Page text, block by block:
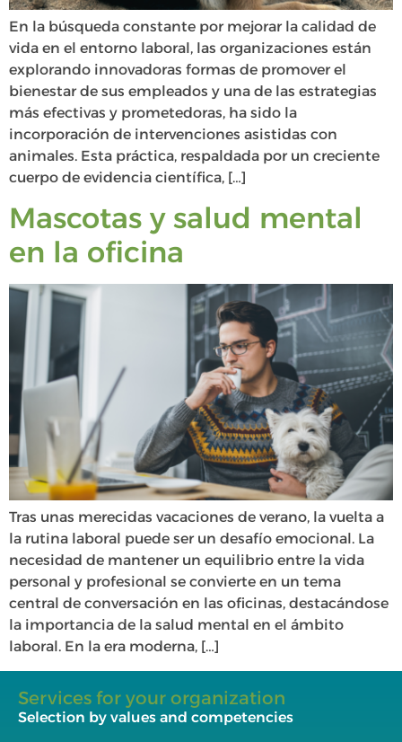
En la búsqueda constante por mejorar la calidad de
vida en el entorno laboral, las organizaciones están
explorando innovadoras formas de promover el
bienestar de sus empleados y una de las estrategias
más efectivas y prometedoras, ha sido la
incorporación de intervenciones asistidas con
animales. Esta práctica, respaldada por un creciente
cuerpo de evidencia científica, […]
Mascotas y salud mental
en la oficina
Tras unas merecidas vacaciones de verano, la vuelta a
la rutina laboral puede ser un desafío emocional. La
necesidad de mantener un equilibrio entre la vida
personal y profesional se convierte en un tema
central de conversación en las oficinas, destacándose
la importancia de la salud mental en el ámbito
laboral. En la era moderna, […]
Services for your organization
Selection by values and competencies